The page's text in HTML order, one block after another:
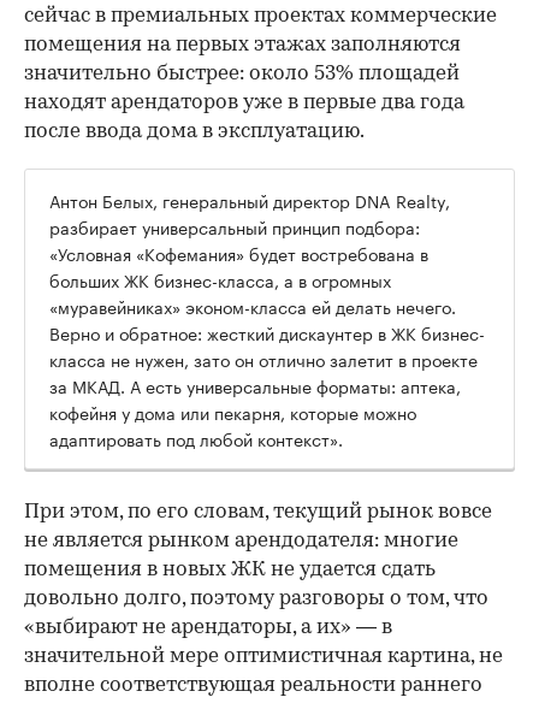
сейчас в премиальных проектах коммерческие
помещения на первых этажах заполняются
значительно быстрее: около 53% площадей
находят арендаторов уже в первые два года
после ввода дома в эксплуатацию.
Антон Белых, генеральный директор DNA Realty,
разбирает универсальный принцип подбора:
«Условная «Кофемания» будет востребована в
больших ЖК бизнес-класса, а в огромных
«муравейниках» эконом-класса ей делать нечего.
Верно и обратное: жесткий дискаунтер в ЖК бизнес-
класса не нужен, зато он отлично залетит в проекте
за МКАД. А есть универсальные форматы: аптека,
кофейня у дома или пекарня, которые можно
адаптировать под любой контекст».
При этом, по его словам, текущий рынок вовсе
не является рынком арендодателя: многие
помещения в новых ЖК не удается сдать
довольно долго, поэтому разговоры о том, что
«выбирают не арендаторы, а их» — в
значительной мере оптимистичная картина, не
вполне соответствующая реальности раннего